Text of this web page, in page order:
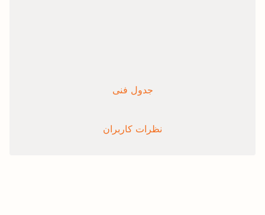
جدول فنی
نظرات کاربران